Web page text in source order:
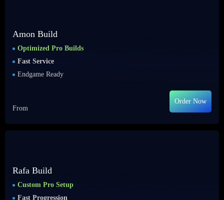
Amon Build
Optimized Pro Builds
Fast Service
Endgame Ready
From
Order Now
Rafa Build
Custom Pro Setup
Fast Progression